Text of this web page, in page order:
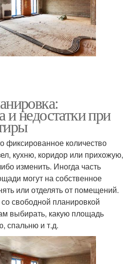
недостатки при
фиксированное количество
кухню, коридор или прихожую,
изменить. Иногда часть
могут на собственное
или отделять от помещений.
свободной планировкой
выбирать, какую площадь
спальню и т.д.